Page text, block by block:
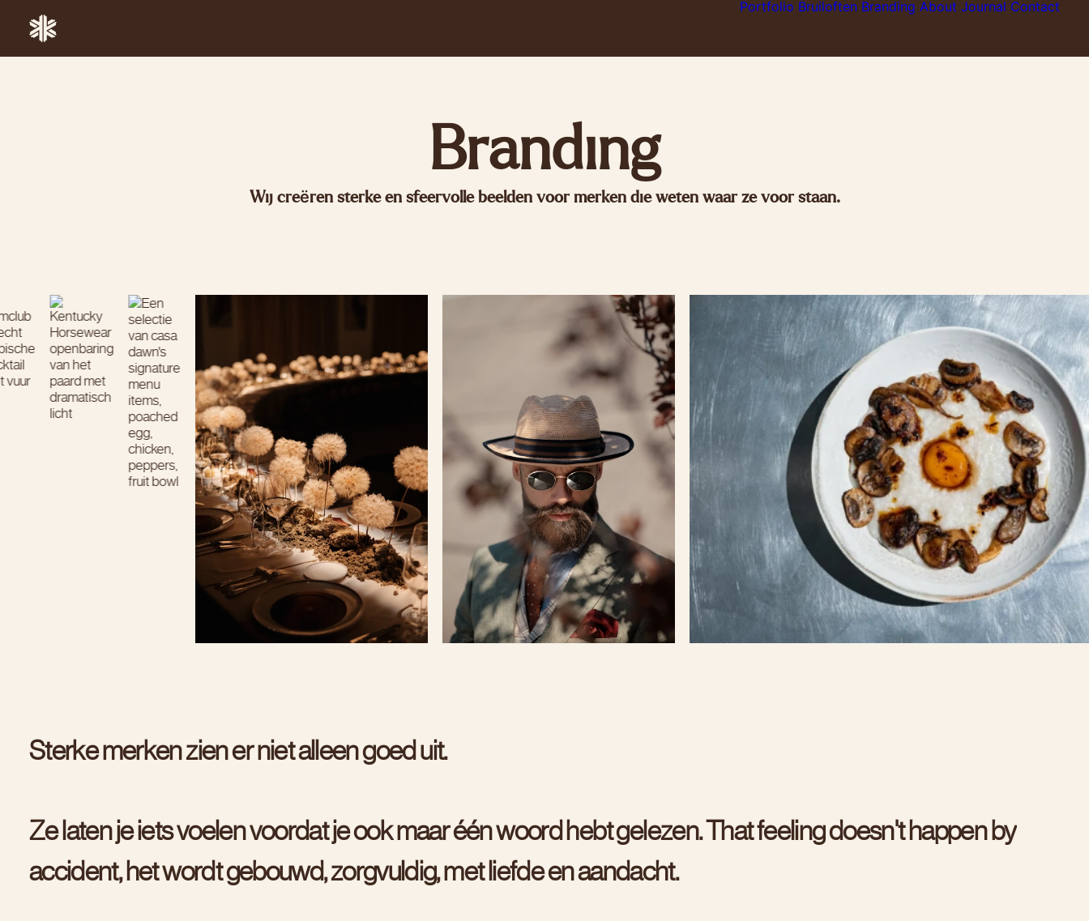
Portfolio Bruiloften Branding About Journal Contact
Branding
Wij creëren sterke en sfeervolle beelden voor merken die weten waar ze voor staan.
Sterkemerkenzienernietal eengoed uit.
Ze atenjeietsvoelenvoordatjeookmaaréénwoord hebtgelezen.Thatfeelingdoesn't happen by
accident, hetwordtgebouwd,zorgvuldig,met iefdeenaandacht.